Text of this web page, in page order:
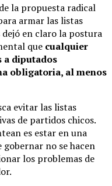
la propuesta radical
armar las listas
en claro la postura
que cualquier
a diputados
obligatoria, al menos
evitar las listas
de partidos chicos.
es estar en una
no se hacen
los problemas de